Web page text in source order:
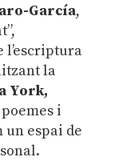
García,
la
York,
i
espai de